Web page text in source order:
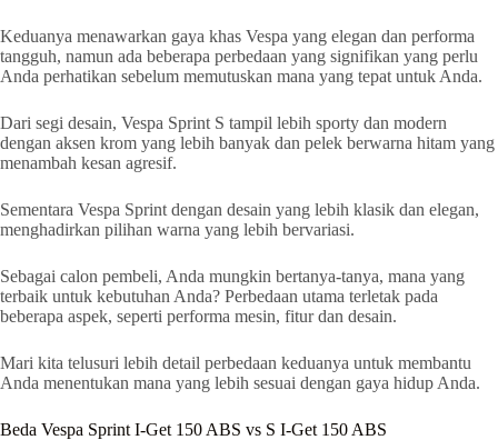
Keduanya menawarkan gaya khas Vespa yang elegan dan performa
tangguh, namun ada beberapa perbedaan yang signifikan yang perlu
Anda perhatikan sebelum memutuskan mana yang tepat untuk Anda.
Dari segi desain, Vespa Sprint S tampil lebih sporty dan modern
dengan aksen krom yang lebih banyak dan pelek berwarna hitam yang
menambah kesan agresif.
Sementara Vespa Sprint dengan desain yang lebih klasik dan elegan,
menghadirkan pilihan warna yang lebih bervariasi.
Sebagai calon pembeli, Anda mungkin bertanya-tanya, mana yang
terbaik untuk kebutuhan Anda? Perbedaan utama terletak pada
beberapa aspek, seperti performa mesin, fitur dan desain.
Mari kita telusuri lebih detail perbedaan keduanya untuk membantu
Anda menentukan mana yang lebih sesuai dengan gaya hidup Anda.
Beda Vespa Sprint I-Get 150 ABS vs S I-Get 150 ABS